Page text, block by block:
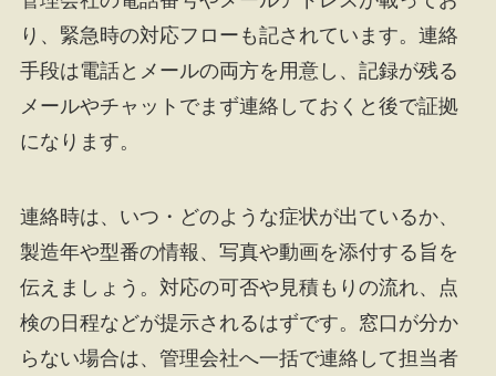
り、緊急時の対応フローも記されています。連絡
手段は電話とメールの両方を用意し、記録が残る
メールやチャットでまず連絡しておくと後で証拠
になります。
連絡時は、いつ・どのような症状が出ているか、
製造年や型番の情報、写真や動画を添付する旨を
伝えましょう。対応の可否や見積もりの流れ、点
検の日程などが提示されるはずです。窓口が分か
らない場合は、管理会社へ一括で連絡して担当者